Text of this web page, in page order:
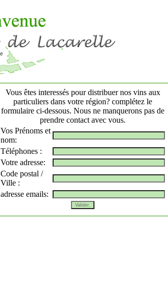
Vous êtes interessés pour distribuer nos vins aux
particuliers dans votre région? complétez le
formulaire ci-dessous. Nous ne manquerons pas de
prendre contact avec vous.
Vos Prénoms et
nom:
Téléphones :
Votre adresse:
Code postal /
Ville :
adresse emails: